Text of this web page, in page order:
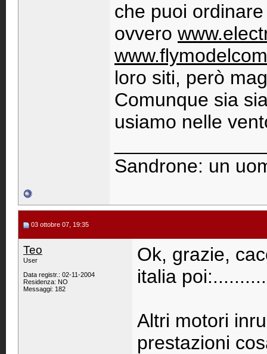
che puoi
ovvero
loro siti, però
Comunque sia
usiamo nelle
Sandrone: un
03 ottobre 07, 19:35
Teo
User
Data registr.: 02-11-2004
Residenza: NO
Messaggi: 182
Ok, grazie,
italia
Altri motori
prestazioni